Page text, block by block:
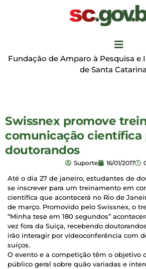
Fundação de Amparo à Pesquisa e
de Santa Catarina
Swissnex promove
comunicação científica
doutorandos
Suporte 16/01/2017
Até o dia 27 de janeiro, estudantes de
se inscrever para um treinamento em
científica que acontecerá no Rio de
de março. Promovido pelo Swissnex, o
“Minha tese em 180 segundos”
vez fora da Suíça, recebendo
irão interagir por videoconferência com
suíços.
O evento e a competição têm o objetivo
público geral sobre quão variadas e